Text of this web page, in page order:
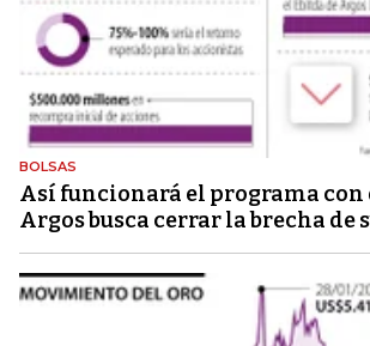
BOLSAS
Así funcionará el programa con
Argos busca cerrar la brecha de